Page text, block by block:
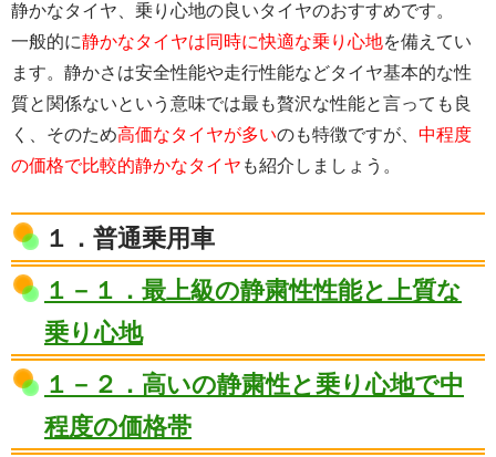
静かなタイヤ、乗り心地の良いタイヤのおすすめです。
一般的に静かなタイヤは同時に快適な乗り心地を備えてい
ます。静かさは安全性能や走行性能などタイヤ基本的な性
質と関係ないという意味では最も贅沢な性能と言っても良
く、そのため高価なタイヤが多いのも特徴ですが、 中程度
の価格で比較的静かなタイヤ も紹介しましょう。
１．普通乗用車
１－１．最上級の静粛性性能と上質な
乗り心地
１－２．高いの静粛性と乗り心地で中
程度の価格帯